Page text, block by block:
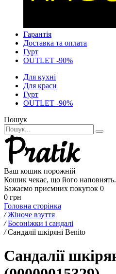
Гарантія
Доставка та оплата
Гурт
OUTLET -90%
Для кухні
Для краси
Гурт
OUTLET -90%
Пошук
Ваш кошик порожній
Кошик чекає, що його наповнять.
Бажаємо приємних покупок 0
0 грн
Головна сторінка
/ Жіноче взуття
/ Босоніжки і сандалі
/ Сандалії шкіряні Benito
Сандалії